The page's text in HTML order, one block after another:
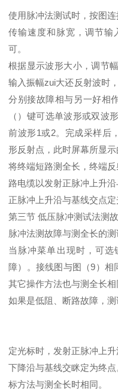
使用脉冲法测试时，按图
传输速度和脉宽，调节输
可。
根据显示波形大小，调节
输入振幅zui大还反射波时
分别接故障相与另一好相
（）键可选单波形或双波
前波形1或2。完成采样后
形反射点，此时屏幕所显
将终端短路测全长，终端
路电缆以发射正脉冲上升
正脉冲上升沿与基线交点定
第三节 低压脉冲测试法测
脉冲法测故障与测全长的
当脉冲菜单出现时，可
障）。接线图与图（9）相
其它操作方法也与测全长相
如果是低阻、断路故障，
定光标时，发射正脉冲上
下降沿与基线交眯定为终
标方法与测全长时相同。